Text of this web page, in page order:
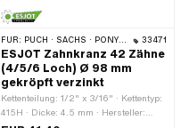
FÜR: PUCH · SACHS · PONY / CILO (BETA 521 & 512) 33471
ESJOT Zahnkranz 42 Zähne
(4/5/6 Loch) Ø 98 mm
gekröpft verzinkt
Kettenteilung: 1/2" x 3/16" · Kettentyp:
415H · Dicke: 4.5 mm · Hersteller: